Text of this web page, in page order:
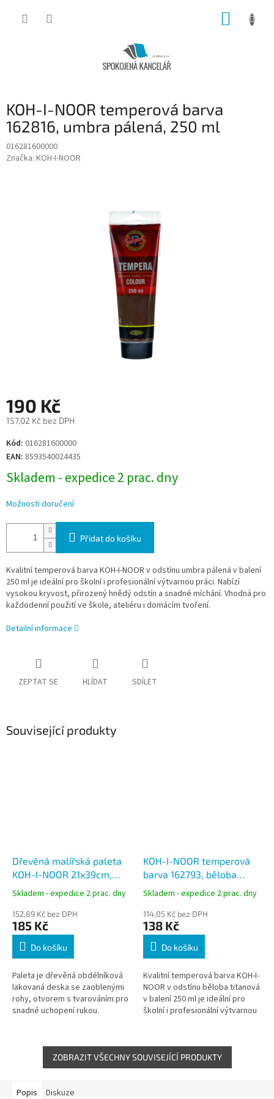
KOH-I-NOOR temperová barva
162816, umbra pálená, 250 ml
016281600000
Značka: KOH-I-NOOR
190 Kč
157,02 Kč bez DPH
Měrná
cena:
Kód: 016281600000
EAN: 8593540024435
Skladem - expedice 2 prac. dny
Možnosti doručení
Přidat do košíku
Kvalitní temperová barva KOH-I-NOOR v odstínu umbra pálená v balení
250 ml je ideální pro školní i profesionální výtvarnou práci. Nabízí
vysokou kryvost, přirozený hnědý odstín a snadné míchání. Vhodná pro
každodenní použití ve škole, ateliéru i domácím tvoření.
Detailní informace
ZEPTAT SE HLÍDAT SDÍLET
Související produkty
Dřevěná malířská paleta
KOH-I-NOOR 21x39cm,
velká s otvorem
Skladem - expedice 2 prac. dny
152,89 Kč bez DPH
185 Kč
Do košíku
Paleta je dřevěná obdélníková
lakovaná deska se zaoblenými
rohy, otvorem s tvarováním pro
snadné uchopení rukou.
KOH-I-NOOR temperová
barva 162793, běloba
titanová, 250 ml
Skladem - expedice 2 prac. dny
114,05 Kč bez DPH
138 Kč
Do košíku
Kvalitní temperová barva KOH-I-
NOOR v odstínu běloba titanová
v balení 250 ml je ideální pro
školní i profesionální výtvarnou
ZOBRAZIT VŠECHNY SOUVISEJÍCÍ PRODUKTY
Popis Diskuze